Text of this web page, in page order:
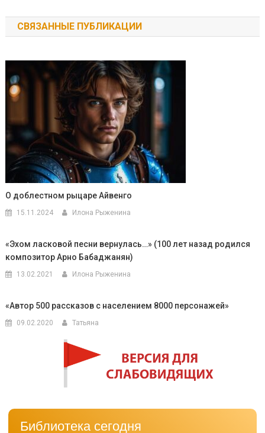
по
записям
СВЯЗАННЫЕ ПУБЛИКАЦИИ
О доблестном рыцаре Айвенго
15.11.2024 Илона Рыженина
«Эхом ласковой песни вернулась…» (100 лет назад родился
композитор Арно Бабаджанян)
13.02.2021 Илона Рыженина
«Автор 500 рассказов с населением 8000 персонажей»
09.02.2020 Татьяна
Библиотека сегодня